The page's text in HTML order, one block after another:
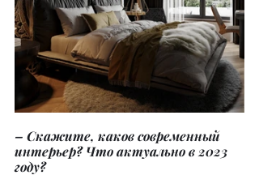
– Скажите, каков современный
интерьер? Что актуально в 2023
году?